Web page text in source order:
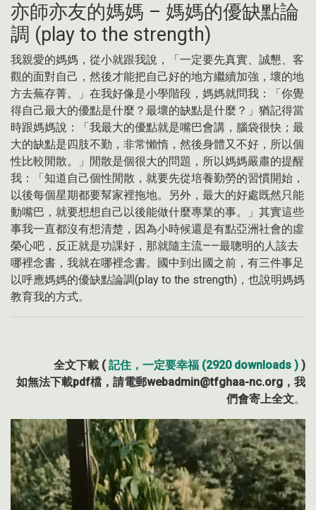
亦師亦友的媽媽 – 媽媽的優缺點論
調 (play to the strength)
我親愛的媽媽，從小就跟我說，「一定要先真實、誠懇、客
觀的面對自己，然後才能把自己好的地方繼續加強，壞的地
方去蕪存菁。」在我好像是小學階段，媽媽就問我：「你覺
得自己最大的優點是什麼？最壞的缺點是什麼？」猶記得當
時跟媽媽說：「我最大的優點就是嘴巴會講，腦袋很快；最
大的缺點是四肢不勤，非常懶惰，然後身體又不好，所以個
性比較閒散。」閒散是個很大的問題，所以媽媽嚴肅的提醒
我：「知道自己個性閒散，就要先從培養勤勞的習慣開始，
以後每個星期都要幫家裡拖地。另外，最大的好處既然只能
動嘴巴，就要想想自己以後能做什麼專業的事。」其實這些
事我一直都沒有想清楚，因為小時候還是有點亞洲社會的虛
榮心吧，反正就是功課好，那就隨主流——最聰明的人該去
哪裡念書，我就在哪裡念書。國中到出國之前，有三件事足
以呼應媽媽的優缺點論調(play to the strength)，也說明媽媽
教育我的方式。
全文下載 ( 記住，一定要幸福 (2920 downloads ) )
如無法下載pdf檔，請電郵webadmin@tfghaa-nc.org，我
們會寄上全文。